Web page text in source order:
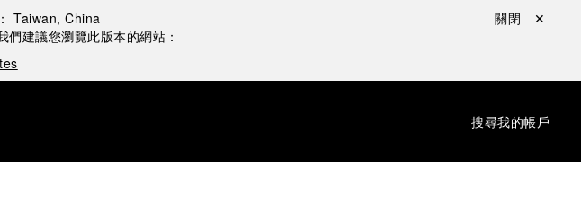
Taiwan, China
建議您瀏覽此版本的網站：
關閉 ✕
搜尋我的帳戶